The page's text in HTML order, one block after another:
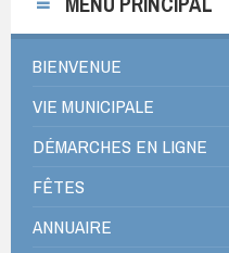
BIENVENUE
VIE MUNICIPALE
DÉMARCHES EN LIGNE
FÊTES
ANNUAIRE